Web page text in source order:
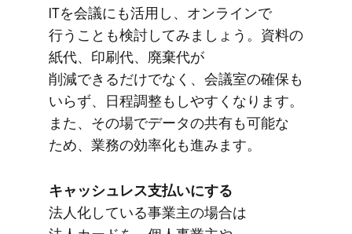
ITを​会議にも​活用し、​オンラインで​
行うことも​検討してみましょう。​資料の​
紙代、​印刷代、​廃棄代が​
削減できるだけでなく、​会議室の​確保も​
いらず、​日程調整もしやすくなります。​
また、​その場で​データの​共有も​可能な​
ため、​業務の​効率化も​進みます。
キャッシュレス支払いに​する
法人化している​事業主の​場合は​